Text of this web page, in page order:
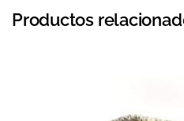
Productos